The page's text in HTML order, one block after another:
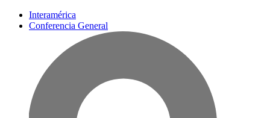
Interamérica
Conferencia General